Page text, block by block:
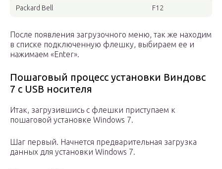
Packard Bell F12
После появления загрузочного меню, так же находим
в списке подключенную флешку, выбираем ее и
нажимаем «Enter».
Пошаговый процесс установки Виндовс
7 с USB носителя
Итак, загрузившись с флешки приступаем к
пошаговой установке Windows 7.
Шаг первый. Начнется предварительная загрузка
данных для установки Windows 7.